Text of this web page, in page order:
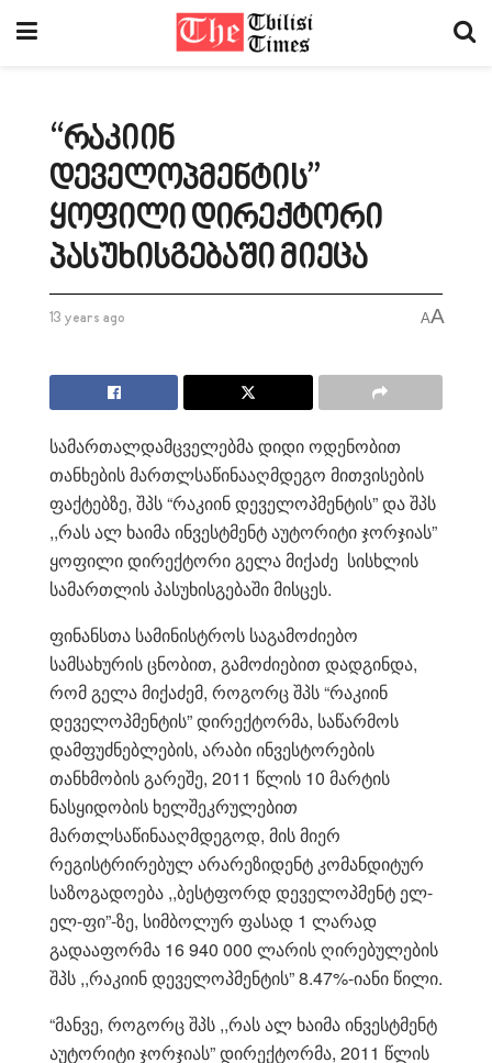
“რაკიინ
დეველოპმენტის”
ყოფილი დირექტორი
პასუხისგებაში მიეცა
13 years ago AA
სამართალდამცველებმა დიდი ოდენობით
თანხების მართლსაწინააღმდეგო მითვისების
ფაქტებზე, შპს “რაკიინ დეველოპმენტის” და შპს
,,რას ალ ხაიმა ინვესტმენტ აუტორიტი ჯორჯიას”
ყოფილი დირექტორი გელა მიქაძე სისხლის
სამართლის პასუხისგებაში მისცეს.
ფინანსთა სამინისტროს საგამოძიებო
სამსახურის ცნობით, გამოძიებით დადგინდა,
რომ გელა მიქაძემ, როგორც შპს “რაკიინ
დეველოპმენტის” დირექტორმა, საწარმოს
დამფუძნებლების, არაბი ინვესტორების
თანხმობის გარეშე, 2011 წლის 10 მარტის
ნასყიდობის ხელშეკრულებით
მართლსაწინააღმდეგოდ, მის მიერ
რეგისტრირებულ არარეზიდენტ კომანდიტურ
საზოგადოება ,,ბესტფორდ დეველოპმენტ ელ-
ელ-ფი”-ზე, სიმბოლურ ფასად 1 ლარად
გადააფორმა 16 940 000 ლარის ღირებულების
შპს ,,რაკიინ დეველოპმენტის” 8.47%-იანი წილი.
“მანვე, როგორც შპს ,,რას ალ ხაიმა ინვესტმენტ
აუტორიტი ჯორჯიას” დირექტორმა, 2011 წლის